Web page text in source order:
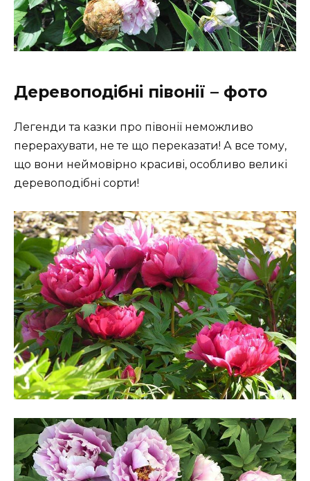
Деревоподібні півонії – фото
Легенди та казки про півонії неможливо
перерахувати, не те що переказати! А все тому,
що вони неймовірно красиві, особливо великі
деревоподібні сорти!